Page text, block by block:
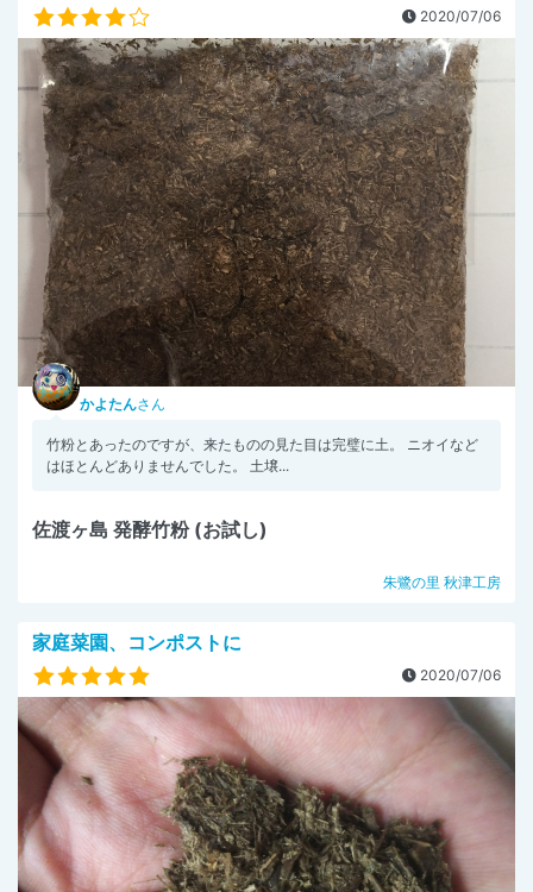
2020/07/06
かよたんさん
竹粉とあったのですが、来たものの見た目は完璧に土。 ニオイなど
はほとんどありませんでした。 土壌...
佐渡ヶ島 発酵竹粉 (お試し)
朱鷺の里 秋津工房
家庭菜園、コンポストに
2020/07/06